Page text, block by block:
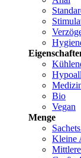
Bio
Vegan
Menge
Kleine